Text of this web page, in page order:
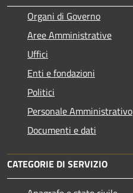
Organi di Governo
Aree Amministrative
Uffici
Enti e fondazioni
Politici
Personale Amministrativo
Documenti e dati
CATEGORIE DI SERVIZIO